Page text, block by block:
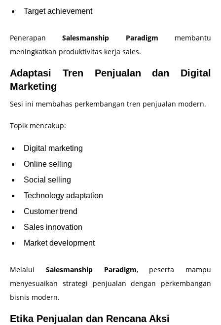
Target achievement
PenerapanSalesmanship Paradigm membantu
meningkatkan produktivitas kerja sales.
Adaptasi Tren Penjualan dan Digital
Marketing
Sesi ini membahas perkembangan tren penjualan modern.
Topik mencakup:
Digital marketing
Online selling
Social selling
Technology adaptation
Customer trend
Sales innovation
Market development
Melalui Salesmanship Paradigm, peserta mampu
menyesuaikan strategi penjualan dengan perkembangan
bisnis modern.
Etika Penjualan dan Rencana Aksi